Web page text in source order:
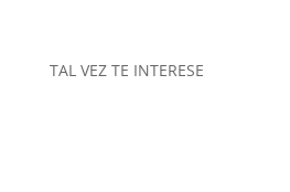
TAL VEZ TE INTERESE